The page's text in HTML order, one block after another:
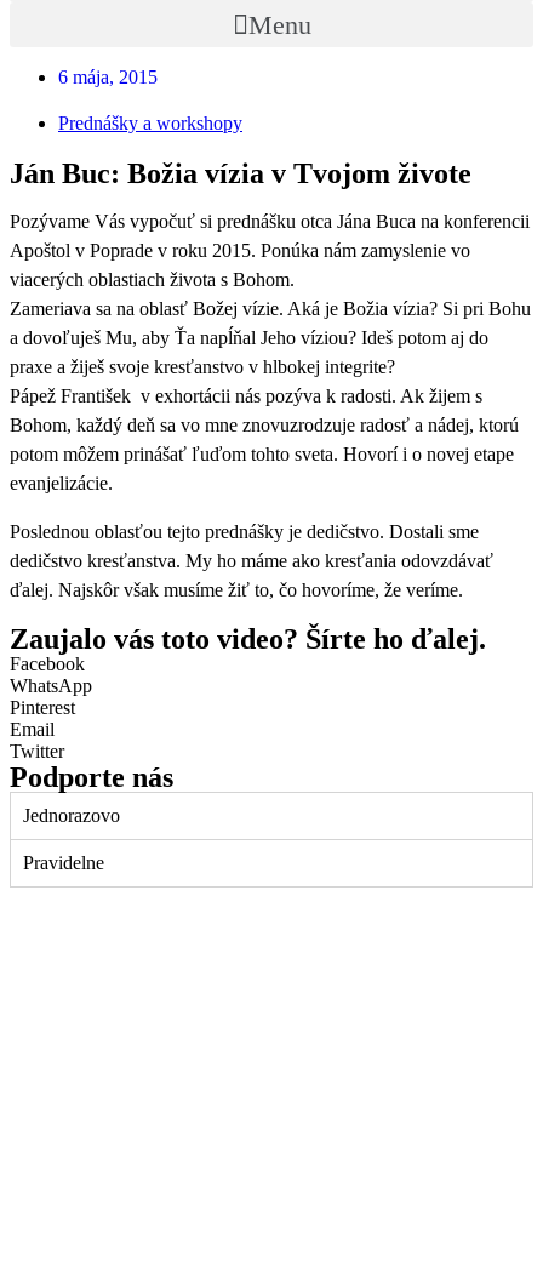
Menu
6 mája, 2015
Prednášky a workshopy
Ján Buc: Božia vízia v Tvojom živote
Pozývame Vás vypočuť si prednášku otca Jána Buca na konferencii
Apoštol v Poprade v roku 2015. Ponúka nám zamyslenie vo
viacerých oblastiach života s Bohom.
Zameriava sa na oblasť Božej vízie. Aká je Božia vízia? Si pri Bohu
a dovoľuješ Mu, aby Ťa napĺňal Jeho víziou? Ideš potom aj do
praxe a žiješ svoje kresťanstvo v hlbokej integrite?
Pápež František v exhortácii nás pozýva k radosti. Ak žijem s
Bohom, každý deň sa vo mne znovuzrodzuje radosť a nádej, ktorú
potom môžem prinášať ľuďom tohto sveta. Hovorí i o novej etape
evanjelizácie.
Poslednou oblasťou tejto prednášky je dedičstvo. Dostali sme
dedičstvo kresťanstva. My ho máme ako kresťania odovzdávať
ďalej. Najskôr však musíme žiť to, čo hovoríme, že veríme.
Zaujalo vás toto video? Šírte ho ďalej.
Facebook
WhatsApp
Pinterest
Email
Twitter
Podporte nás
Jednorazovo
Pravidelne